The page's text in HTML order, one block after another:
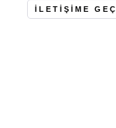
ILETIŞIME GEÇ